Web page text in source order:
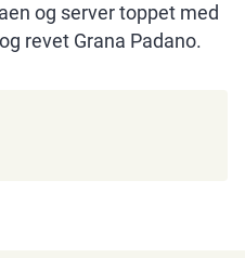
og server toppet med
revet Grana Padano.